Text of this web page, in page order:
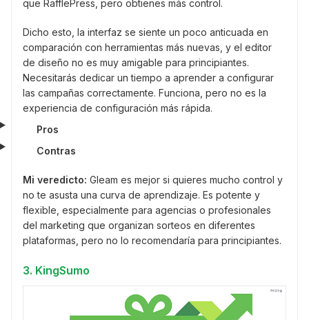
que RafflePress, pero obtienes más control.
Dicho esto, la interfaz se siente un poco anticuada en
comparación con herramientas más nuevas, y el editor
de diseño no es muy amigable para principiantes.
Necesitarás dedicar un tiempo a aprender a configurar
las campañas correctamente. Funciona, pero no es la
experiencia de configuración más rápida.
Pros
Contras
Mi veredicto: Gleam es mejor si quieres mucho control y
no te asusta una curva de aprendizaje. Es potente y
flexible, especialmente para agencias o profesionales
del marketing que organizan sorteos en diferentes
plataformas, pero no lo recomendaría para principiantes.
3. KingSumo